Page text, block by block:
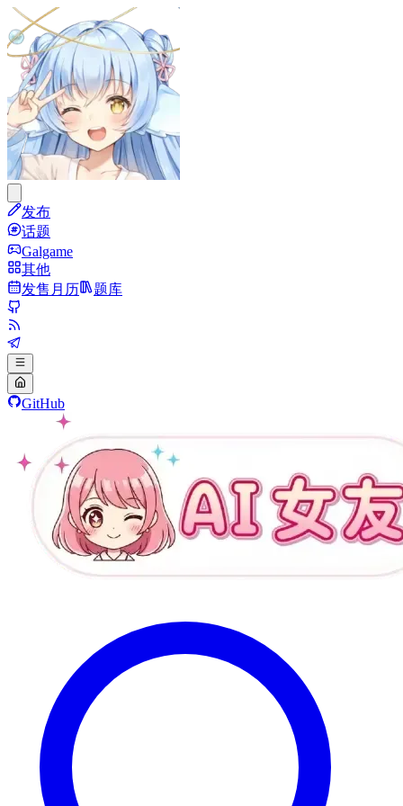
发布
话题
Galgame
其他
发售月历
题库
GitHub